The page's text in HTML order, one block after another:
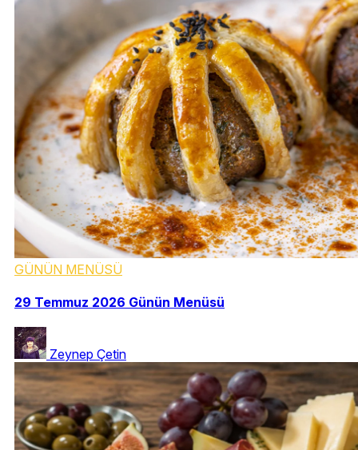
GÜNÜN MENÜSÜ
29 Temmuz 2026 Günün Menüsü
Zeynep Çetin